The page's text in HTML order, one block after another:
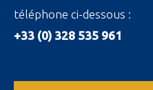
téléphone ci-dessous :
+33 (0) 328 535 961